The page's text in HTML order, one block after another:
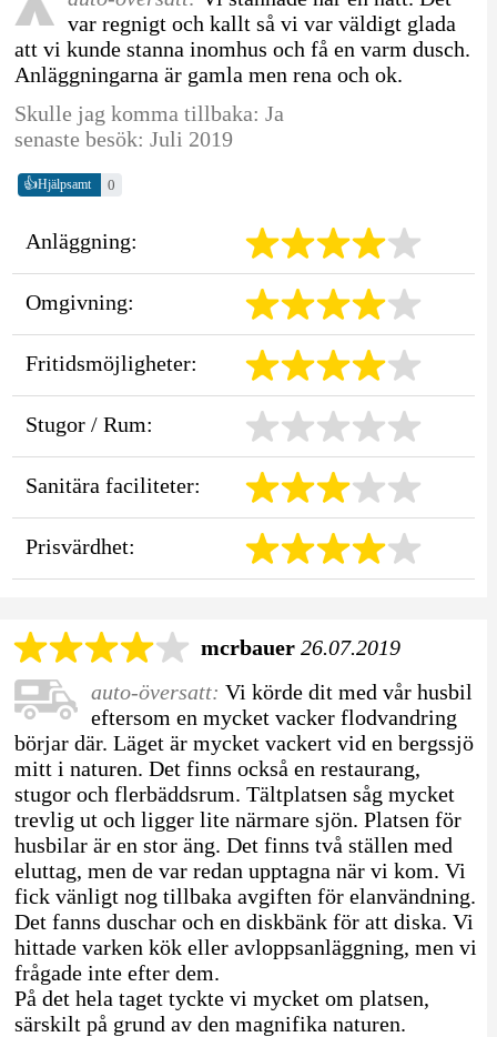
var regnigt och kallt så vi var väldigt glada
att vi kunde stanna inomhus och få en varm dusch.
Anläggningarna är gamla men rena och ok.
Skulle jag komma tillbaka: Ja
senaste besök: Juli 2019
👍Hjälpsamt 0
Anläggning:
Omgivning:
Fritidsmöjligheter:
Stugor / Rum:
Sanitära faciliteter:
Prisvärdhet:
mcrbauer 26.07.2019
auto-översatt: Vi körde dit med vår husbil
eftersom en mycket vacker flodvandring
börjar där. Läget är mycket vackert vid en bergssjö
mitt i naturen. Det finns också en restaurang,
stugor och flerbäddsrum. Tältplatsen såg mycket
trevlig ut och ligger lite närmare sjön. Platsen för
husbilar är en stor äng. Det finns två ställen med
eluttag, men de var redan upptagna när vi kom. Vi
fick vänligt nog tillbaka avgiften för elanvändning.
Det fanns duschar och en diskbänk för att diska. Vi
hittade varken kök eller avloppsanläggning, men vi
frågade inte efter dem.
På det hela taget tyckte vi mycket om platsen,
särskilt på grund av den magnifika naturen.